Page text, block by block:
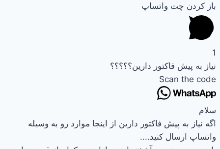
باز کردن چت واتساپ
1
نیاز به پیش فاکتور دارین؟؟؟؟؟
Scan the code
سلام
اگه نیاز به پیش فاکتور دارین از اینجا موارد رو به وسیله
واتساپ ارسال کنید....